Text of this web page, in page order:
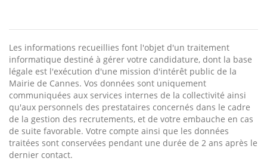
Les informations recueillies font l'objet d'un traitement
informatique destiné à gérer votre candidature, dont la base
légale est l'exécution d'une mission d'intérêt public de la
Mairie de Cannes. Vos données sont uniquement
communiquées aux services internes de la collectivité ainsi
qu'aux personnels des prestataires concernés dans le cadre
de la gestion des recrutements, et de votre embauche en cas
de suite favorable. Votre compte ainsi que les données
traitées sont conservées pendant une durée de 2 ans après le
dernier contact.